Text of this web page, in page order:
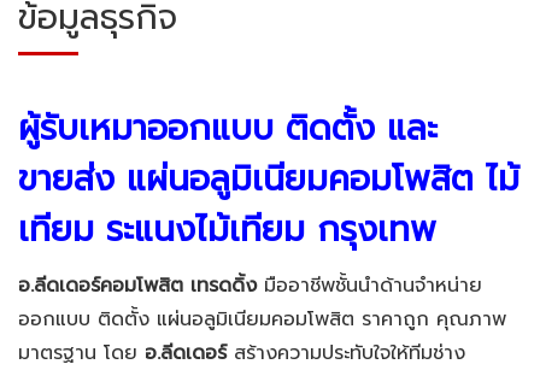
ข้อมูลธุรกิจ
ผู้รับเหมาออกแบบ ติดตั้ง และ
ขายส่ง แผ่นอลูมิเนียมคอมโพสิต ไม้
เทียม ระแนงไม้เทียม กรุงเทพ
อ.ลีดเดอร์คอมโพสิต เทรดดิ้ง มืออาชีพชั้นนำด้านจำหน่าย
ออกแบบ ติดตั้ง แผ่นอลูมิเนียมคอมโพสิต ราคาถูก คุณภาพ
มาตรฐาน โดย อ.ลีดเดอร์สร้างความประทับใจให้ทีมช่าง